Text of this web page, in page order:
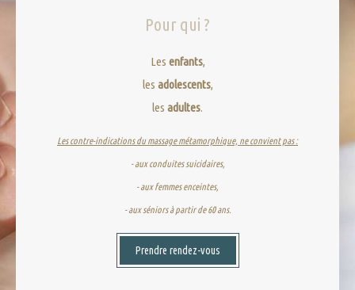
Pour qui ?
Les enfants,
les adolescents,
les adultes.
Les contre-indications du massage métamorphique, ne convient pas :
- aux conduites suicidaires,
- aux femmes enceintes,
- aux séniors à partir de 60 ans.
Prendre rendez-vous